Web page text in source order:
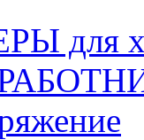
для